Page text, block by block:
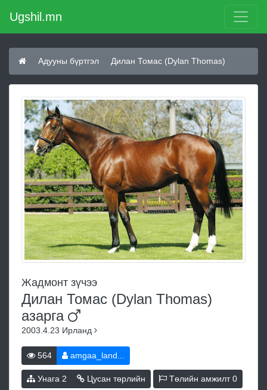
Ugshil.mn
Адууны бүртгэл Дилан Томас (Dylan Thomas)
Жадмонт зүчээ
Дилан Томас (Dylan Thomas)
азарга
2003.4.23 Ирланд
564 amgaa_land...
Унага 2 Цусан төрлийн Төлийн амжилт0